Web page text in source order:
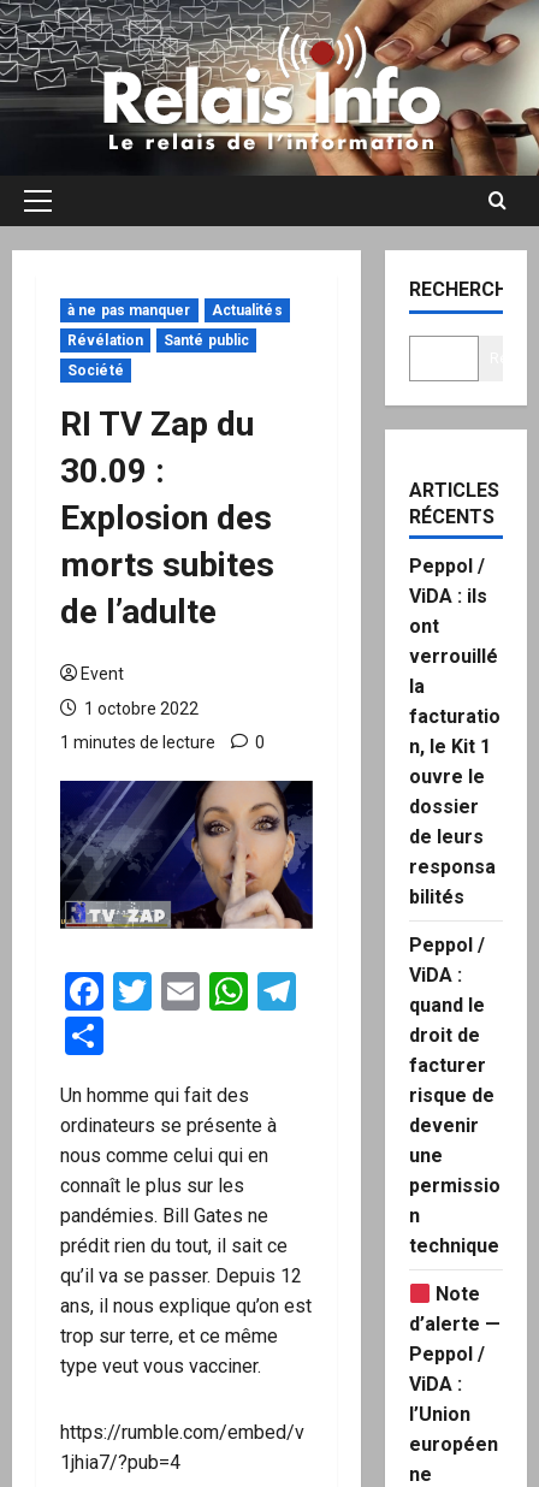
Aller
au
contenu
Menu
à ne pas manquer
Actualités
Révélation
Santé public
Société
RI TV Zap du
30.09 :
Explosion des
morts subites
de l’adulte
Event
1 octobre 2022
1 minutes de lecture
0
Facebook
Twitter
EmailWhatsApp
Telegram
Un homme qui fait des
ordinateurs se présente à
nous comme celui qui en
connaît le plus sur les
pandémies. Bill Gates ne
prédit rien du tout, il sait ce
qu’il va se passer. Depuis 12
ans, il nous explique qu’on est
trop sur terre, et ce même
type veut vous vacciner.
https://rumble.com/embed/v
1jhia7/?pub=4
RECHERCHER
ARTICLES
RÉCENTS
Peppol /
ViDA : ils
ont
verrouillé
la
facturatio
n, le Kit 1
ouvre le
dossier
de leurs
responsa
bilités
Peppol /
ViDA :
quand le
droit de
facturer
risque de
devenir
une
permissio
n
technique
Note
d’alerte —
Peppol /
ViDA :
l’Union
européen
ne